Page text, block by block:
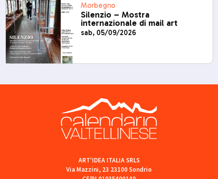
Morbegno
Silenzio – Mostra
internazionale di mail art
sab, 05/09/2026
ART'IDEA ITALIA SRLS
Via Mazzini, 23 23100 Sondrio